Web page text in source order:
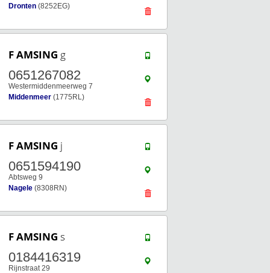
Dronten (8252EG)
F AMSING g
0651267082
Westermiddenmeerweg 7
Middenmeer (1775RL)
F AMSING j
0651594190
Abtsweg 9
Nagele (8308RN)
F AMSING s
0184416319
Rijnstraat 29